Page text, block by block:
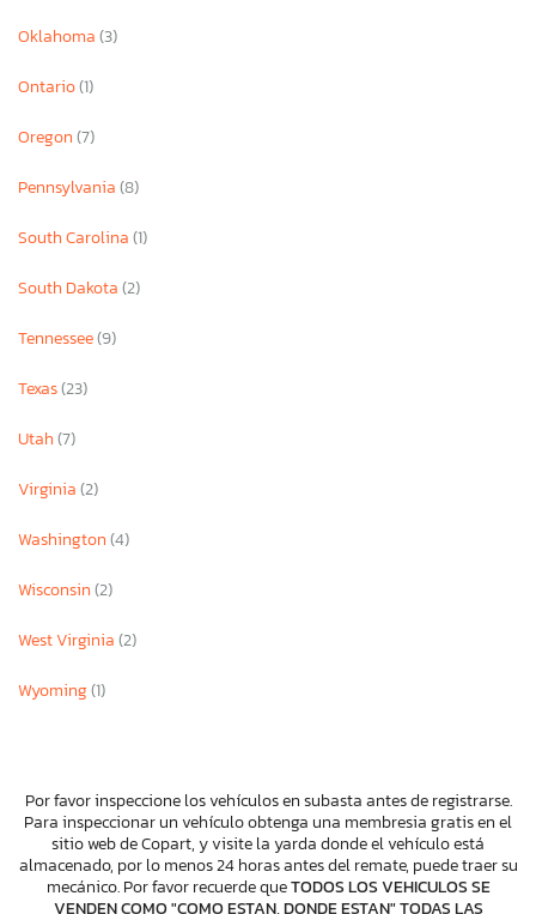
Oklahoma(3)
Ontario(1)
Oregon(7)
Pennsylvania(8)
South Carolina(1)
South Dakota(2)
Tennessee(9)
Texas(23)
Utah(7)
Virginia(2)
Washington(4)
Wisconsin(2)
West Virginia(2)
Wyoming(1)
Por favor inspeccione los vehículos en subasta antes de registrarse.
Para inspeccionar un vehículo obtenga una membresia gratis en el
sitio web de Copart, y visite la yarda donde el vehículo está
almacenado, por lo menos 24 horas antes del remate, puede traer su
mecánico. Por favor recuerde queTODOS LOS VEHICULOS SE
VENDEN COMO "COMO ESTAN, DONDE ESTAN" TODAS LAS